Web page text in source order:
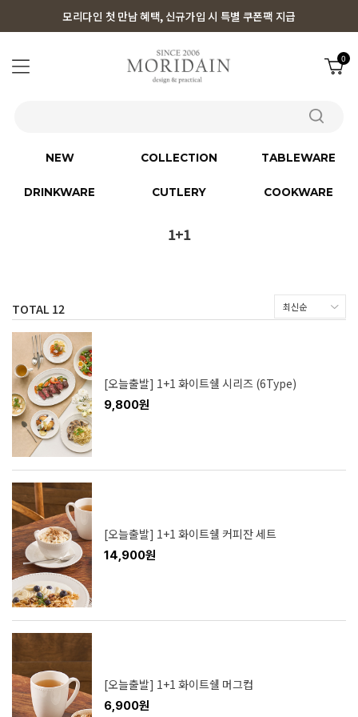
모리다인 첫 만남 혜택, 신규가입 시 특별 쿠폰팩 지급
0
NEW COLLECTION TABLEWARE
DRINKWARE CUTLERY COOKWARE
1+1
TOTAL 12
[오늘출발] 1+1 화이트쉘 시리즈 (6Type)
9,800원
[오늘출발] 1+1 화이트쉘 커피잔 세트
14,900원
[오늘출발] 1+1 화이트쉘 머그컵
6,900원